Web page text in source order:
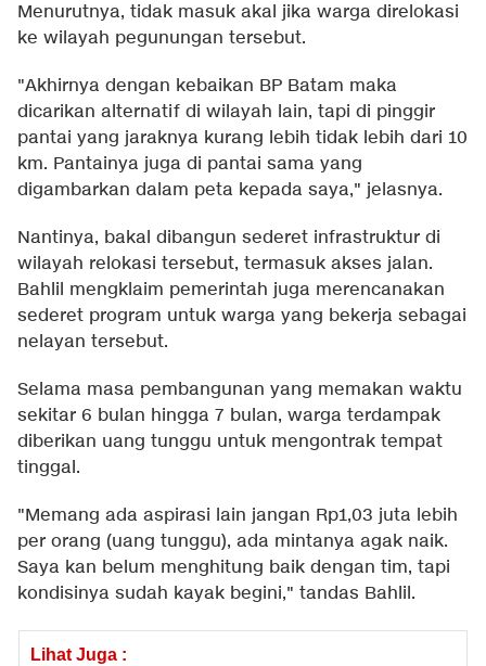
Menurutnya, tidak masuk akal jika warga direlokasi
ke wilayah pegunungan tersebut.
"Akhirnya dengan kebaikan BP Batam maka
dicarikan alternatif di wilayah lain, tapi di pinggir
pantai yang jaraknya kurang lebih tidak lebih dari 10
km. Pantainya juga di pantai sama yang
digambarkan dalam peta kepada saya," jelasnya.
Nantinya, bakal dibangun sederet infrastruktur di
wilayah relokasi tersebut, termasuk akses jalan.
Bahlil mengklaim pemerintah juga merencanakan
sederet program untuk warga yang bekerja sebagai
nelayan tersebut.
Selama masa pembangunan yang memakan waktu
sekitar 6 bulan hingga 7 bulan, warga terdampak
diberikan uang tunggu untuk mengontrak tempat
tinggal.
"Memang ada aspirasi lain jangan Rp1,03 juta lebih
per orang (uang tunggu), ada mintanya agak naik.
Saya kan belum menghitung baik dengan tim, tapi
kondisinya sudah kayak begini," tandas Bahlil.
Lihat Juga :